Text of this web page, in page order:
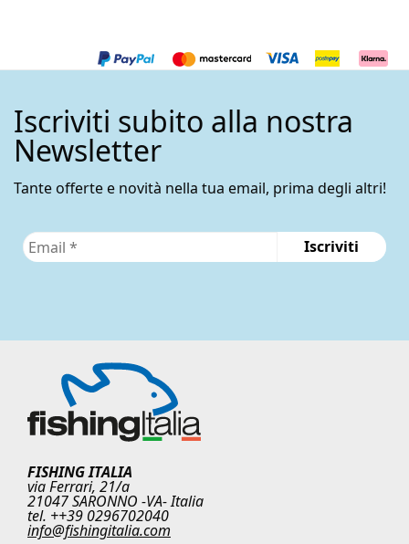
Iscriviti subito alla nostra
Newsletter
Tante offerte e novità nella tua email, prima degli altri!
FISHING ITALIA
via Ferrari, 21/a
21047 SARONNO -VA- Italia
tel. ++39 0296702040
info@fishingitalia.com